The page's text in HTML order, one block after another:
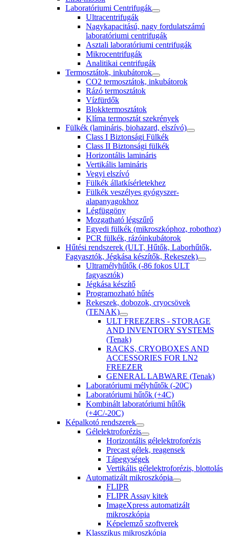
Laboratóriumi Centrifugák
Ultracentrifugák
Nagykapacitású, nagy fordulatszámú
laboratóriumi centrifugák
Asztali laboratóriumi centrifugák
Mikrocentrifugák
Analitikai centrifugák
Termosztátok, inkubátorok
CO2 termosztátok, inkubátorok
Rázó termosztátok
Vízfürdők
Blokktermosztátok
Klíma termosztát szekrények
Fülkék (lamináris, biohazard, elszívó)
Class I Biztonsági Fülkék
Class II Biztonsági fülkék
Horizontális lamináris
Vertikális lamináris
Vegyi elszívó
Fülkék állatkísérletekhez
Fülkék veszélyes gyógyszer-
alapanyagokhoz
Légfüggöny
Mozgatható légszűrő
Egyedi fülkék (mikroszkóphoz, robothoz)
PCR fülkék, rázóinkubátorok
Hűtési rendszerek (ULT, Hűtők, Laborhűtők,
Fagyasztók, Jégkása készítők, Rekeszek)
Ultramélyhűtők (-86 fokos ULT
fagyasztók)
Jégkása készítő
Programozható hűtés
Rekeszek, dobozok, cryocsövek
(TENAK)
ULT FREEZERS - STORAGE
AND INVENTORY SYSTEMS
(Tenak)
RACKS, CRYOBOXES AND
ACCESSORIES FOR LN2
FREEZER
GENERAL LABWARE (Tenak)
Laboratóriumi mélyhűtők (-20C)
Laboratóriumi hűtők (+4C)
Kombinált laboratóriumi hűtők
(+4C/-20C)
Képalkotó rendszerek
Gélelektroforézis
Horizontális gélelektroforézis
Precast gélek, reagensek
Tápegységek
Vertikális gélelektroforézis, blottolás
Automatizált mikroszkópia
FLIPR
FLIPR Assay kitek
ImageXpress automatizált
mikroszkópia
Képelemző szoftverek
Klasszikus mikroszkópia